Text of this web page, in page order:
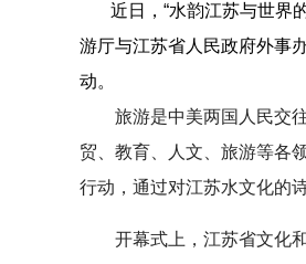
近日，“水韵江苏与世界的
游厅与江苏省人民政府外事
动。
旅游是中美两国人民交往
贸、教育、人文、旅游等各
行动，通过对江苏水文化的
开幕式上，江苏省文化和